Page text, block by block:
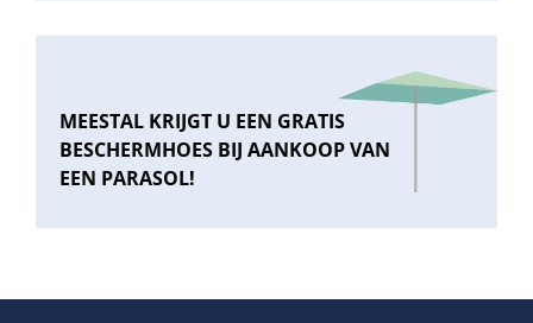
MEESTAL KRIJGT U EEN GRATIS
BESCHERMHOES BIJ AANKOOP VAN
EEN PARASOL!